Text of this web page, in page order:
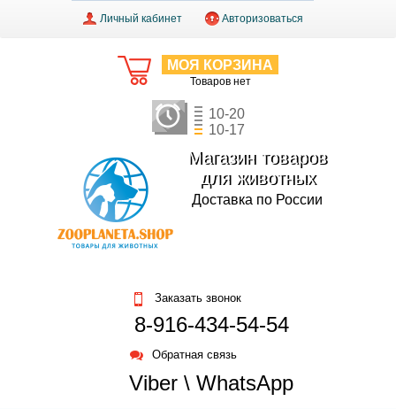
Личный кабинет Авторизоваться
МОЯ КОРЗИНА
Товаров нет
10-20
10-17
Магазин товаров
для животных
Доставка по России
Заказать звонок
8-916-434-54-54
Обратная связь
Viber \ WhatsApp